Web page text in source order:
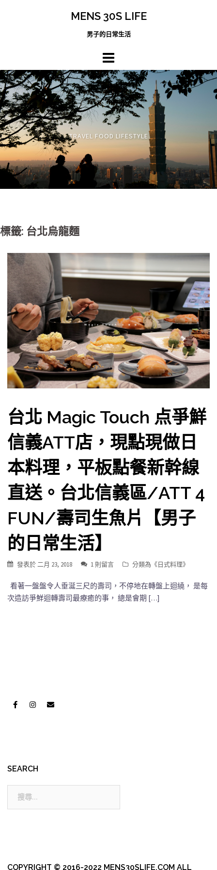
MENS 30S LIFE
男子的日常生活
TRAVEL FOOD LIFESTYLE
標籤: 台北烏龍麵
台北 Magic Touch 点爭鮮
信義ATT店，現點現做日
本料理，平板點餐新幹線
直送。台北信義區/ATT 4
FUN/壽司生魚片【男子
的日常生活】
發表於二月 23, 2018 1 則留言 分類為《日式料理》
看著一盤盤令人垂涎三尺的壽司，不停地在轉盤上迴繞， 是每
次造訪爭鮮迴轉壽司最療癒的事， 總是會期 […]
SEARCH
COPYRIGHT © 2016-2022 MENS30SLIFE.COM ALL